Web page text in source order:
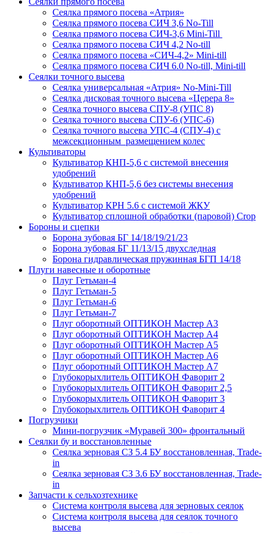
Сеялка прямого посева «Атрия»
Сеялка прямого посева СИЧ 3,6 No-Till
Сеялка прямого посева СИЧ-3,6 Mini-Till
Сеялка прямого посева СИЧ 4,2 No-till
Сеялка прямого посева «СИЧ-4,2» Mini-till
Сеялка прямого посева СИЧ 6.0 No-till, Mini-till
Сеялки точного высева
Сеялка универсальная «Атрия» No-Mini-Till
Сеялка дисковая точного высева «Церера 8»
Сеялка точного высева СПУ-8 (УПС 8)
Сеялка точного высева СПУ-6 (УПС-6)
Сеялка точного высева УПС-4 (СПУ-4) с
межсекционным размещением колес
Культиваторы
Культиватор КНП-5,6 с системой внесения
удобрений
Культиватор КНП-5,6 без системы внесения
удобрений
Культиватор КРН 5.6 с системой ЖКУ
Культиватор сплошной обработки (паровой) Crop
Бороны и сцепки
Борона зубовая БГ 14/18/19/21/23
Борона зубовая БГ 11/13/15 двухследная
Борона гидравлическая пружинная БГП 14/18
Плуги навесные и оборотные
Плуг Гетьман-4
Плуг Гетьман-5
Плуг Гетьман-6
Плуг Гетьман-7
Плуг оборотный ОПТИКОН Мастер А3
Плуг оборотный ОПТИКОН Мастер А4
Плуг оборотный ОПТИКОН Мастер А5
Плуг оборотный ОПТИКОН Мастер А6
Плуг оборотный ОПТИКОН Мастер А7
Глубокорыхлитель ОПТИКОН Фаворит 2
Глубокорыхлитель ОПТИКОН Фаворит 2,5
Глубокорыхлитель ОПТИКОН Фаворит 3
Глубокорыхлитель ОПТИКОН Фаворит 4
Погрузчики
Мини-погрузчик «Муравей 300» фронтальный
Сеялки бу и восстановленные
Сеялка зерновая СЗ 5.4 БУ восстановленная, Trade-
in
Сеялка зерновая СЗ 3.6 БУ восстановленная, Trade-
in
Запчасти к сельхозтехнике
Система контроля высева для зерновых сеялок
Система контроля высева для сеялок точного
высева